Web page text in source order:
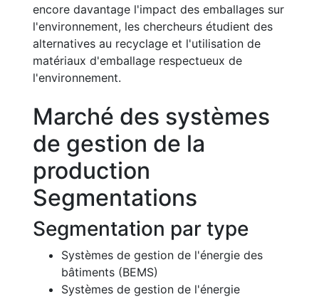
encore davantage l'impact des emballages sur
l'environnement, les chercheurs étudient des
alternatives au recyclage et l'utilisation de
matériaux d'emballage respectueux de
l'environnement.
Marché des systèmes
de gestion de la
production
Segmentations
Segmentation par type
Systèmes de gestion de l'énergie des
bâtiments (BEMS)
Systèmes de gestion de l'énergie